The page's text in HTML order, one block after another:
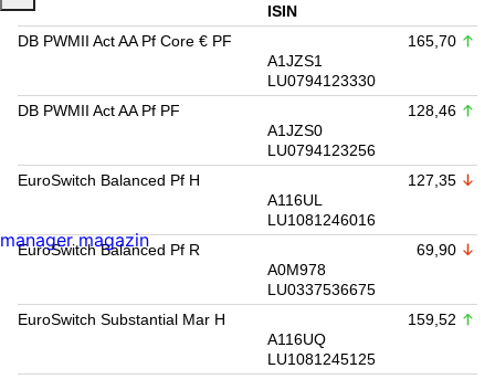
ISIN
DB PWMII Act AA Pf Core € PF
A1JZS1
LU0794123330
165,70
DB PWMII Act AA Pf PF
A1JZS0
LU0794123256
128,46
EuroSwitch Balanced Pf H
A116UL
LU1081246016
127,35
EuroSwitch Balanced Pf R
A0M978
LU0337536675
69,90
EuroSwitch Substantial Mar H
A116UQ
LU1081245125
159,52
manager magazin